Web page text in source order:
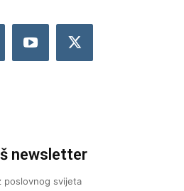
newsletter
poslovnog svijeta